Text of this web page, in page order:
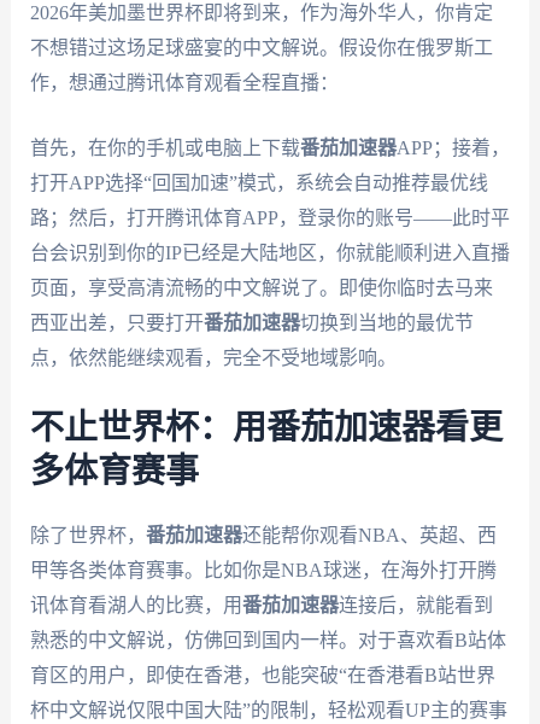
2026年美加墨世界杯即将到来，作为海外华人，你肯定
不想错过这场足球盛宴的中文解说。假设你在俄罗斯工
作，想通过腾讯体育观看全程直播：
首先，在你的手机或电脑上下载番茄加速器APP；接着，
打开APP选择“回国加速”模式，系统会自动推荐最优线
路；然后，打开腾讯体育APP，登录你的账号——此时平
台会识别到你的IP已经是大陆地区，你就能顺利进入直播
页面，享受高清流畅的中文解说了。即使你临时去马来
西亚出差，只要打开番茄加速器切换到当地的最优节
点，依然能继续观看，完全不受地域影响。
不止世界杯：用番茄加速器看更
多体育赛事
除了世界杯， 番茄加速器还能帮你观看NBA、英超、西
甲等各类体育赛事。比如你是NBA球迷，在海外打开腾
讯体育看湖人的比赛，用番茄加速器连接后，就能看到
熟悉的中文解说，仿佛回到国内一样。对于喜欢看B站体
育区的用户，即使在香港，也能突破“在香港看B站世界
杯中文解说仅限中国大陆”的限制，轻松观看UP主的赛事